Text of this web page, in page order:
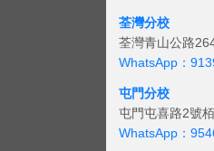
荃灣分校
荃灣青山公路
WhatsApp：
屯門分校
屯門屯喜路2號
WhatsApp：